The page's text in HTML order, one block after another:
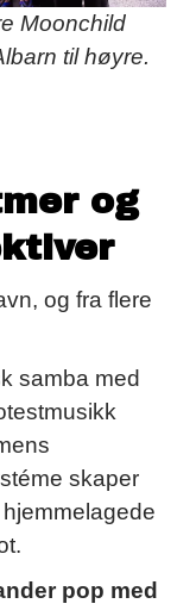
Moonchild
til høyre.
og
og fra flere
samba med
skaper
pop med